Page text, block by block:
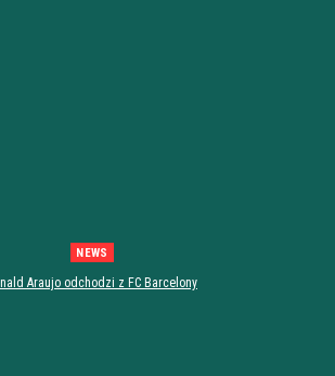
NEWS
Araujo odchodzi z FC Barcelony